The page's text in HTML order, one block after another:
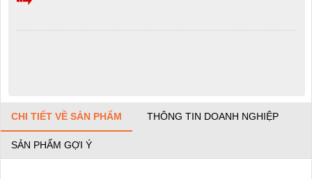
CHI TIẾT VỀ SẢN PHẨM THÔNG TIN DOANH NGHIỆP
SẢN PHẨM GỢI Ý